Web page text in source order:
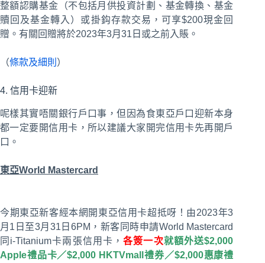
整額認購基金（不包括月供投資計劃、基金轉換、基金
贖回及基金轉入）或掛鈎存款交易，可享$200現金回
贈。有關回贈將於2023年3月31日或之前入賬。
（條款及細則 ）
4. 信用卡迎新
呢樣其實唔關銀行戶口事，但因為食東亞戶口迎新本身
都一定要開信用卡，所以建議大家開完信用卡先再開戶
口。
東亞World Mastercard
今期東亞新客經本網開東亞信用卡超抵呀！由2023年3
月1日至3月31日6PM，新客同時申請World Mastercard
同i-Titanium卡兩張信用卡，各簽一次就額外送$2,000
Apple禮品卡／$2,000 HKTVmall禮券／$2,000惠康禮